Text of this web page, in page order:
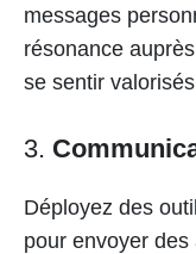
messages
résonance
se sentir
3.
Déployez des
pour envoyer